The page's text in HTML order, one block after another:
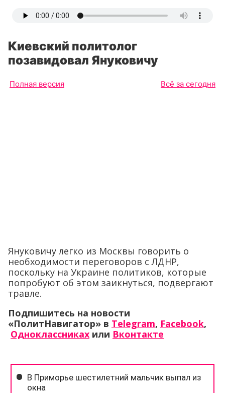
Киевский политолог
позавидовал Януковичу
Полная версия Всё за сегодня
Януковичу легко из Москвы говорить о
необходимости переговоров с ЛДНР,
поскольку на Украине политиков, которые
попробуют об этом заикнуться, подвергают
травле.
Подпишитесь на новости
«ПолитНавигатор» в Telegram, Facebook,
Одноклассниках или Вконтакте